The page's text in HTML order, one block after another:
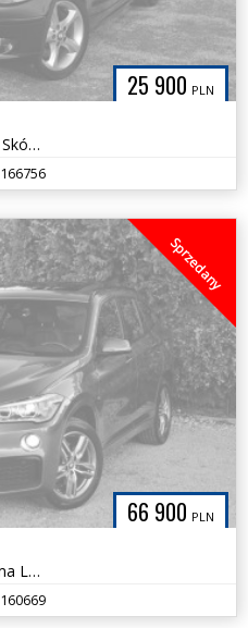
25 900 PLN
BMW 123d 204KM Xenon Navi Skóra Szyberdach NOWY ROZRZĄD Hak Tylko 166t
166756
66 900 PLN
Sprzedany
BMW X1 2.0d MPakiet Panorama LED Skóra ESTORIL BLAU! Tylko 160 tys km
160669